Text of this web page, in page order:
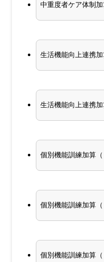
中重度者ケア体制
生活機能向上連携
生活機能向上連携
個別機能訓練加算
個別機能訓練加算
個別機能訓練加算（